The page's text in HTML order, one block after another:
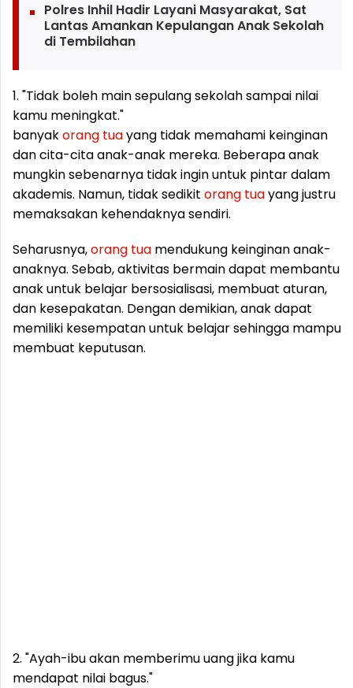
Polres Inhil Hadir Layani Masyarakat, Sat
Lantas Amankan Kepulangan Anak Sekolah
di Tembilahan
1. "Tidak boleh main sepulang sekolah sampai nilai
kamu meningkat."
banyakorang tuayang tidak memahami keinginan
dan cita-cita anak-anak mereka. Beberapa anak
mungkin sebenarnya tidak ingin untuk pintar dalam
akademis. Namun, tidak sedikit orang tuayang justru
memaksakan kehendaknya sendiri.
Seharusnya,orang tua mendukung keinginan anak-
anaknya. Sebab, aktivitas bermain dapat membantu
anak untuk belajar bersosialisasi, membuat aturan,
dan kesepakatan. Dengan demikian, anak dapat
memiliki kesempatan untuk belajar sehingga mampu
membuat keputusan.
2. "Ayah-ibu akan memberimu uang jika kamu
mendapat nilai bagus."